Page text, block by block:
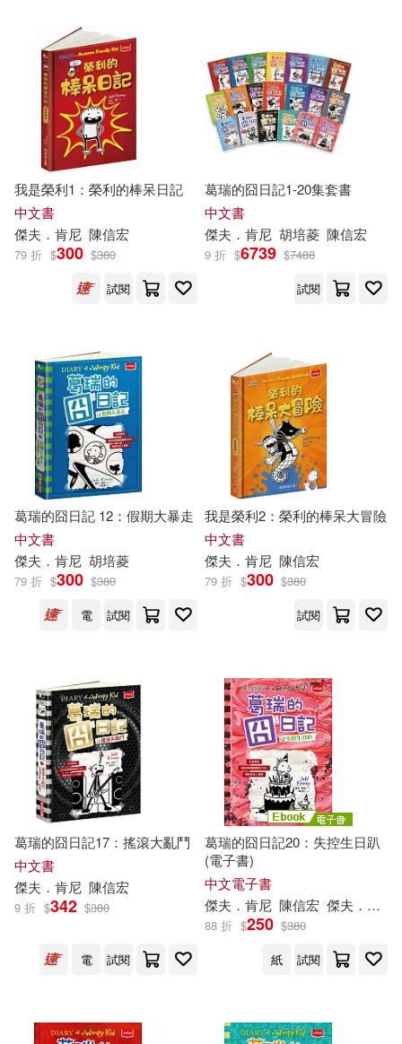
我是榮利1：榮利的棒呆日記
中文書
傑夫 ． 肯尼 陳信宏
79 折 $300 $380
試閱
葛瑞的囧日記1-20集套書
中文書
傑夫 ． 肯尼 胡培菱 陳信宏
9 折 $6739 $7488
試閱
葛瑞的囧日記 12：假期大暴走
中文書
傑夫 ． 肯尼 胡培菱
79 折 $300 $380
電
試閱
我是榮利2：榮利的棒呆大冒險
中文書
傑夫 ． 肯尼 陳信宏
79 折 $300 $380
試閱
葛瑞的囧日記17：搖滾大亂鬥
中文書
傑夫 ． 肯尼 陳信宏
9 折 $342 $380
電 試閱
葛瑞的囧日記20：失控生日趴
(電子書)
中文電子書
傑夫 ． 肯尼 陳信宏 傑夫 ． 肯尼
88 折 $250 $380
紙
試閱